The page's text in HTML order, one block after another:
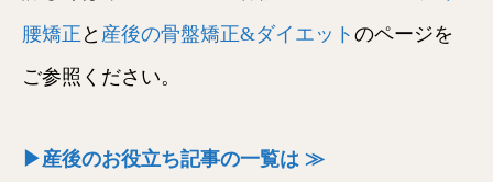
腰矯正 と 産後の骨盤矯正&ダイエット のページを
ご参照ください。
▶産後のお役立ち記事の一覧は ≫